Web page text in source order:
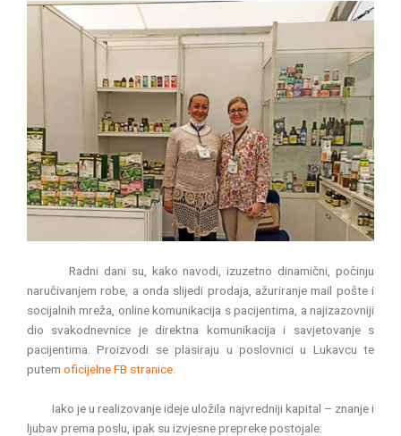
Radni dani su, kako navodi, izuzetno dinamični, počinju
naručivanjem robe, a onda slijedi prodaja, ažuriranje mail pošte i
socijalnih mreža, online komunikacija s pacijentima, a najizazovniji
dio svakodnevnice je direktna komunikacija i savjetovanje s
pacijentima. Proizvodi se plasiraju u poslovnici u Lukavcu te
putem oficijelne FB stranice.
Iako je u realizovanje ideje uložila najvredniji kapital – znanje i
ljubav prema poslu, ipak su izvjesne prepreke postojale: